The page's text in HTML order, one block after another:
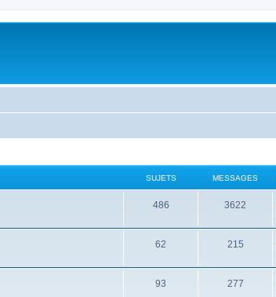
SUJETS MESSAGES
486 3622
62 215
93 277